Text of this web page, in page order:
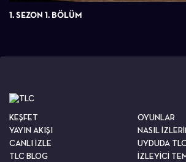
1. SEZON 1. BÖLÜM
KEŞFET
YAYIN AKIŞI
CANLI İZLE
TLC BLOG
OYUNLAR
NASIL
UYDUDA
İZLEYİCİ